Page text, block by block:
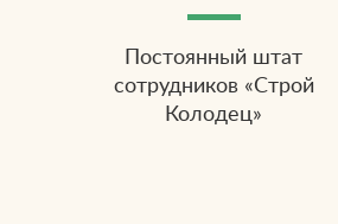
Постоянный штат
сотрудников «Строй
Колодец»